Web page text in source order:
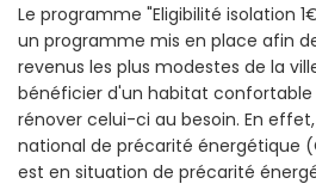
Le programme "Eligibilité isolation
un programme mis en place afin
revenus les plus modestes de la ville
bénéficier d'un habitat
rénover celui-ci au besoin. En
national de précarité énergétique
est en situation de précarité